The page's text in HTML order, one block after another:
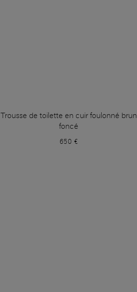
Trousse de toilette en cuir foulonné brun
foncé
650 €